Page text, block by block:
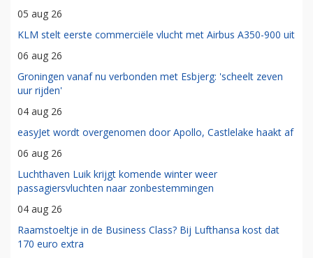
05 aug 26
KLM stelt eerste commerciële vlucht met Airbus A350-900 uit
06 aug 26
Groningen vanaf nu verbonden met Esbjerg: 'scheelt zeven
uur rijden'
04 aug 26
easyJet wordt overgenomen door Apollo, Castlelake haakt af
06 aug 26
Luchthaven Luik krijgt komende winter weer
passagiersvluchten naar zonbestemmingen
04 aug 26
Raamstoeltje in de Business Class? Bij Lufthansa kost dat
170 euro extra